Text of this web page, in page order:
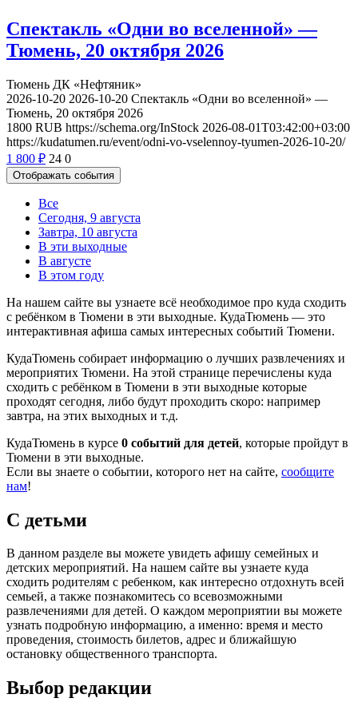
Спектакль «Одни во вселенной» —
Тюмень, 20 октября 2026
Тюмень ДК «Нефтяник»
2026-10-20 2026-10-20 Спектакль «Одни во вселенной» —
Тюмень, 20 октября 2026
1800 RUB https://schema.org/InStock 2026-08-01T03:42:00+03:00
https://kudatumen.ru/event/odni-vo-vselennoy-tyumen-2026-10-20/
1 800 ₽ 24 0
Отображать события
Все
Сегодня, 9 августа
Завтра, 10 августа
В эти выходные
В августе
В этом году
На нашем сайте вы узнаете всё необходимое про куда сходить
с ребёнком в Тюмени в эти выходные. КудаТюмень — это
интерактивная афиша самых интересных событий Тюмени.
КудаТюмень собирает информацию о лучших развлечениях и
мероприятих Тюмени. На этой странице перечислены куда
сходить с ребёнком в Тюмени в эти выходные которые
проходят сегодня, либо будут проходить скоро: например
завтра, на этих выходных и т.д.
КудаТюмень в курсе 0 событий для детей, которые пройдут в
Тюмени в эти выходные.
Если вы знаете о событии, которого нет на сайте, сообщите
нам!
С детьми
В данном разделе вы можете увидеть афишу семейных и
детских мероприятий. На нашем сайте вы узнаете куда
сходить родителям с ребенком, как интересно отдохнуть всей
семьей, а также познакомитесь со всевозможными
развлечениями для детей. О каждом мероприятии вы можете
узнать подробную информацию, а именно: время и место
проведения, стоимость билетов, адрес и ближайшую
остановку общественного транспорта.
Выбор редакции